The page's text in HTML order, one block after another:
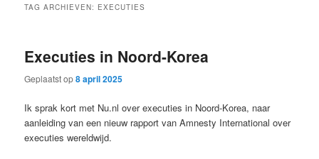
TAG ARCHIEVEN: EXECUTIES
Executies in Noord-Korea
Geplaatst op8 april 2025
Ik sprak kort met Nu.nl over executies in Noord-Korea, naar
aanleiding van een nieuw rapport van Amnesty International over
executies wereldwijd.